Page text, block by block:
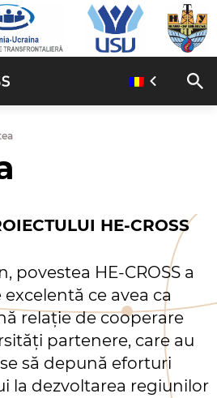
HE-CROSS
povestea HE-CROSS a
ce avea ca
relație de cooperare
partenere, care au
să depună eforturi
la dezvoltarea regiunilor